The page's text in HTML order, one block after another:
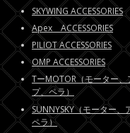
SKYWING ACCESSORIES
Apex ACCESSORIES
PILIOT ACCESSORIES
OMP ACCESSORIES
TーMOTOR（モーター、
プ、ペラ）
SUNNYSKY（モーター、
ペラ）